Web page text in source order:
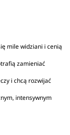
mile widziani i cenią
zamieniać
i chcą rozwijać
intensywnym